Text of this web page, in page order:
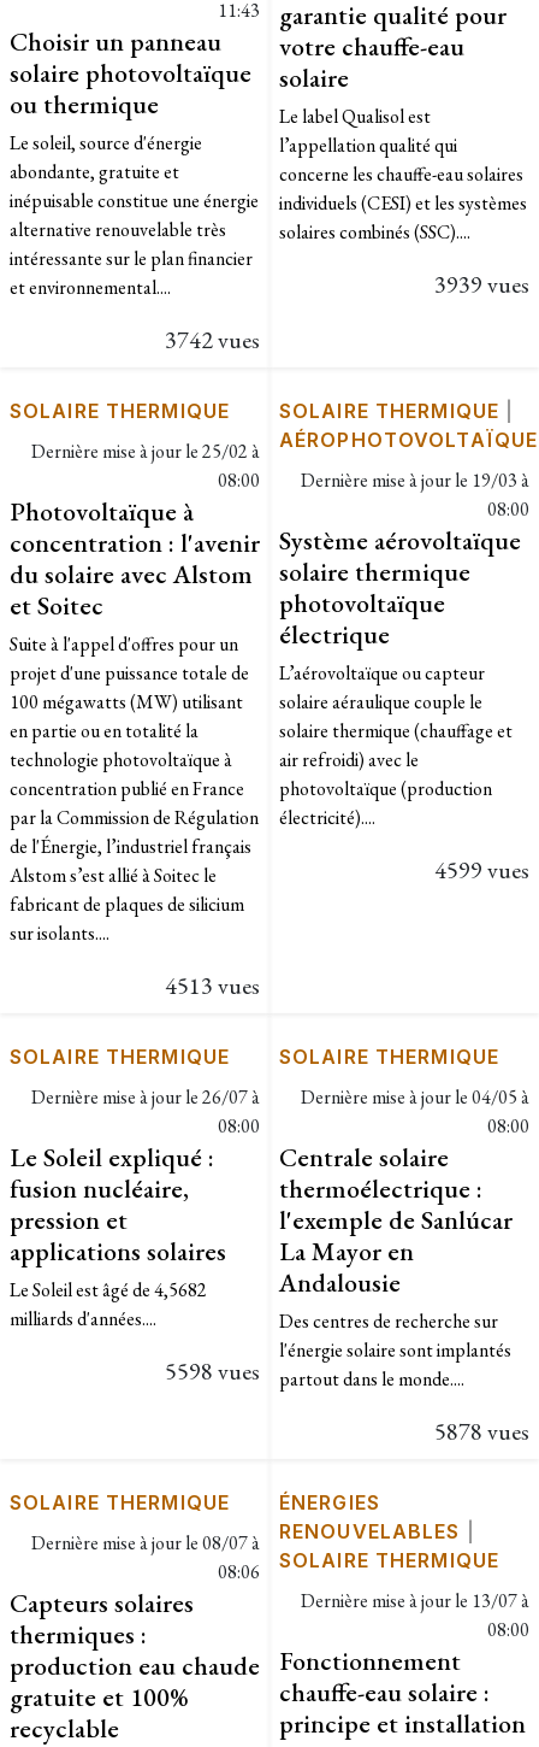
11:43
Choisir un panneau
solaire photovoltaïque
ou thermique
Le soleil, source d'énergie
abondante, gratuite et
inépuisable constitue une énergie
alternative renouvelable très
intéressante sur le plan financier
et environnemental....
3742 vues
garantie qualité pour
votre chauffe-eau
solaire
Le label Qualisol est
l’appellation qualité qui
concerne les chauffe-eau solaires
individuels (CESI) et les systèmes
solaires combinés (SSC)....
3939 vues
SOLAIRE THERMIQUE
Dernière mise à jour le25/02 à
08:00
Photovoltaïque à
concentration : l'avenir
du solaire avec Alstom
et Soitec
Suite à l'appel d'offres pour un
projet d'une puissance totale de
100 mégawatts (MW) utilisant
en partie ou en totalité la
technologie photovoltaïque à
concentration publié en France
par la Commission de Régulation
de l'Énergie, l’industriel français
Alstom s’est allié à Soitec le
fabricant de plaques de silicium
sur isolants....
4513 vues
SOLAIRE THERMIQUE
AÉROPHOTOVOLTAÏQUE
Dernière mise à jour le 19/03 à
08:00
Système aérovoltaïque
solaire thermique
photovoltaïque
électrique
L’aérovoltaïque ou capteur
solaire aéraulique couple le
solaire thermique (chauffage et
air refroidi) avec le
photovoltaïque (production
électricité)....
4599 vues
SOLAIRE THERMIQUE
Dernière mise à jour le26/07 à
08:00
Le Soleil expliqué :
fusion nucléaire,
pression et
applications solaires
Le Soleil est âgé de 4,5682
milliards d'années....
5598 vues
SOLAIRE THERMIQUE
Dernière mise à jour le04/05 à
08:00
Centrale solaire
thermoélectrique :
l'exemple de Sanlúcar
La Mayor en
Andalousie
Des centres de recherche sur
l'énergie solaire sont implantés
partout dans le monde....
5878 vues
SOLAIRE THERMIQUE
Dernière mise à jour le08/07 à
08:06
Capteurs solaires
thermiques :
production eau chaude
gratuite et 100%
recyclable
ÉNERGIES
RENOUVELABLES
SOLAIRE THERMIQUE
Dernière mise à jour le 13/07 à
08:00
Fonctionnement
chauffe-eau solaire :
principe et installation